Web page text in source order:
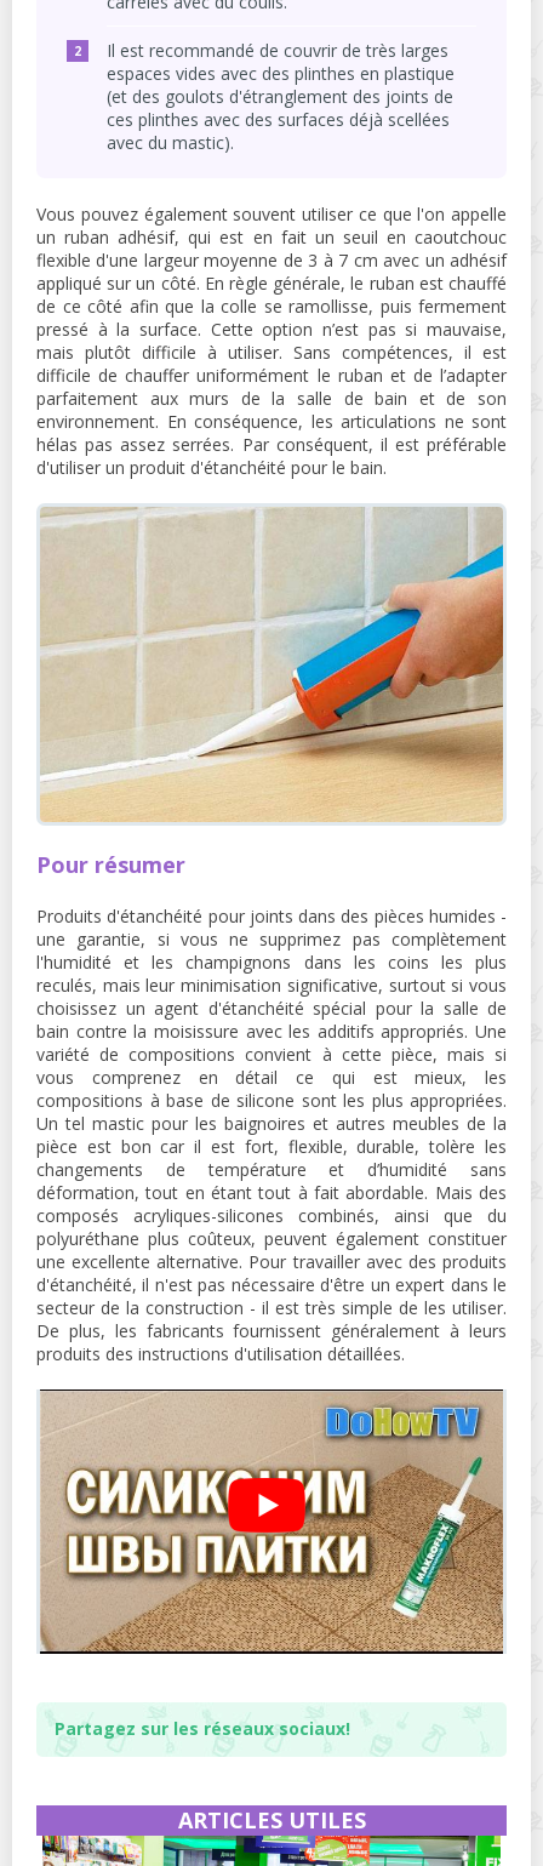
Il est recommandé de couvrir de très larges
espaces vides avec des plinthes en plastique
(et des goulots d'étranglement des joints de
ces plinthes avec des surfaces déjà scellées
avec du mastic).
Vous pouvez également souvent utiliser ce que l'on appelle
un ruban adhésif, qui est en fait un seuil en caoutchouc
flexible d'une largeur moyenne de 3 à 7 cm avec un adhésif
appliqué sur un côté. En règle générale, le ruban est chauffé
de ce côté afin que la colle se ramollisse, puis fermement
pressé à la surface. Cette option n’est pas si mauvaise,
mais plutôt difficile à utiliser. Sans compétences, il est
difficile de chauffer uniformément le ruban et de l’adapter
parfaitement aux murs de la salle de bain et de son
environnement. En conséquence, les articulations ne sont
hélas pas assez serrées. Par conséquent, il est préférable
d'utiliser un produit d'étanchéité pour le bain.
Pour résumer
Produits d'étanchéité pour joints dans des pièces humides -
une garantie, si vous ne supprimez pas complètement
l'humidité et les champignons dans les coins les plus
reculés, mais leur minimisation significative, surtout si vous
choisissez un agent d'étanchéité spécial pour la salle de
bain contre la moisissure avec les additifs appropriés. Une
variété de compositions convient à cette pièce, mais si
vous comprenez en détail ce qui est mieux, les
compositions à base de silicone sont les plus appropriées.
Un tel mastic pour les baignoires et autres meubles de la
pièce est bon car il est fort, flexible, durable, tolère les
changements de température et d’humidité sans
déformation, tout en étant tout à fait abordable. Mais des
composés acryliques-silicones combinés, ainsi que du
polyuréthane plus coûteux, peuvent également constituer
une excellente alternative. Pour travailler avec des produits
d'étanchéité, il n'est pas nécessaire d'être un expert dans le
secteur de la construction - il est très simple de les utiliser.
De plus, les fabricants fournissent généralement à leurs
produits des instructions d'utilisation détaillées.
Partagez sur les réseaux sociaux!
ARTICLES UTILES